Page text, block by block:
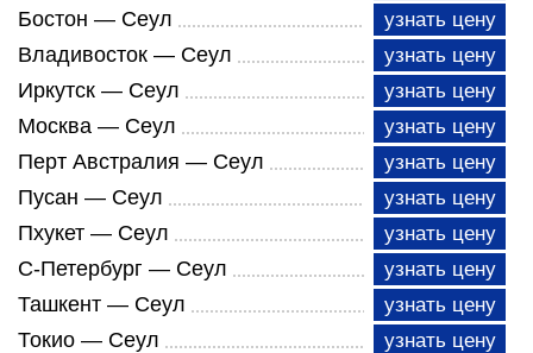
Бостон — Сеул узнать цену
Владивосток — Сеул узнать цену
Иркутск — Сеул узнать цену
Москва — Сеул узнать цену
Перт Австралия — Сеул узнать цену
Пусан — Сеул узнать цену
Пхукет — Сеул узнать цену
С-Петербург — Сеул узнать цену
Ташкент — Сеул узнать цену
Токио — Сеул узнать цену